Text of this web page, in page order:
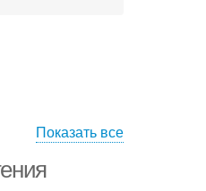
Показать все